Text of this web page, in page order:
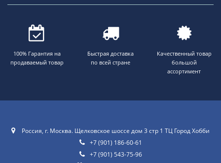
100% Гарантия на
продаваемый товар
Быстрая доставка
по всей стране
Качественный товар
большой
ассортимент
Россия, г. Москва. Щелковское шоссе дом 3 стр 1 ТЦ Город Хобби
+7 (901) 186-60-61
+7 (901) 543-75-96